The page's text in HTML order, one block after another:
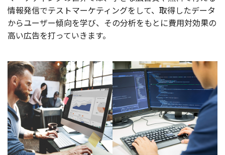
情報発信でテストマーケティングをして、取得したデータ
からユーザー傾向を学び、その分析をもとに費用対効果の
高い広告を打っていきます。